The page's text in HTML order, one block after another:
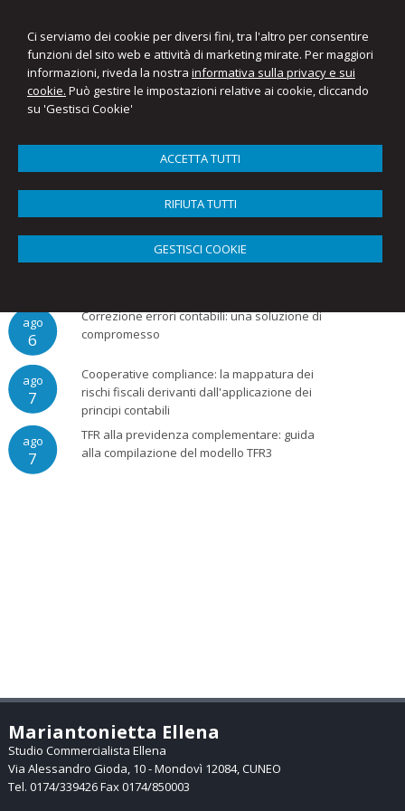
Ci serviamo dei cookie per diversi fini, tra l'altro per consentire
funzioni del sito web e attività di marketing mirate. Per maggiori
informazioni, riveda la nostra informativa sulla privacy e sui
cookie. Può gestire le impostazioni relative ai cookie, cliccando
su 'Gestisci Cookie'
ACCETTA TUTTI
RIFIUTA TUTTI
GESTISCI COOKIE
Mariantonietta Ellena
Studio Commercialista Ellena
Menu
Nessuna news inserita
ago
6
Correzione errori contabili: una soluzione di
compromesso
ago
7
Cooperative compliance: la mappatura dei
rischi fiscali derivanti dall'applicazione dei
principi contabili
ago
7
TFR alla previdenza complementare: guida
alla compilazione del modello TFR3
Mariantonietta Ellena
Studio Commercialista Ellena
Via Alessandro Gioda, 10 -Mondovì 12084,CUNEO
Tel. 0174/339426Fax0174/850003